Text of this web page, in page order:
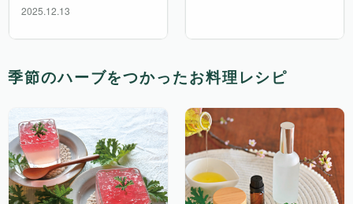
2025.12.13
季節のハーブをつかったお料理レシピ